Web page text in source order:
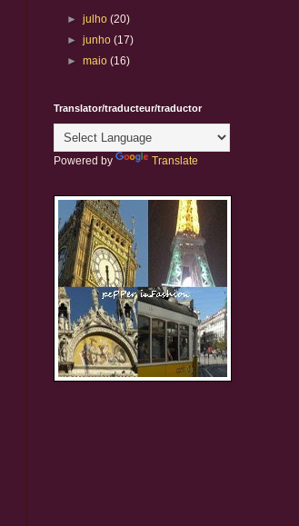
►julho(20)
►junho(17)
►maio(16)
Translator/traducteur/traductor
Powered by Translate